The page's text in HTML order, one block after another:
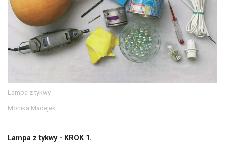
Lampa z tykwy
Monika Madejek
Lampa z tykwy - KROK 1.